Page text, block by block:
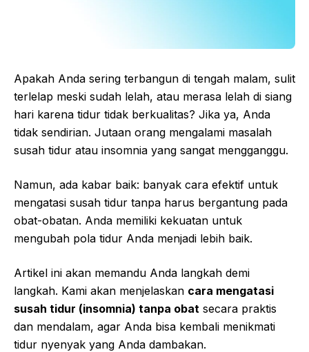
Apakah Anda sering terbangun di tengah malam, sulit
terlelap meski sudah lelah, atau merasa lelah di siang
hari karena tidur tidak berkualitas? Jika ya, Anda
tidak sendirian. Jutaan orang mengalami masalah
susah tidur atau insomnia yang sangat mengganggu.
Namun, ada kabar baik: banyak cara efektif untuk
mengatasi susah tidur tanpa harus bergantung pada
obat-obatan. Anda memiliki kekuatan untuk
mengubah pola tidur Anda menjadi lebih baik.
Artikel ini akan memandu Anda langkah demi
langkah. Kami akan menjelaskan cara mengatasi
susah tidur (insomnia) tanpa obat secara praktis
dan mendalam, agar Anda bisa kembali menikmati
tidur nyenyak yang Anda dambakan.